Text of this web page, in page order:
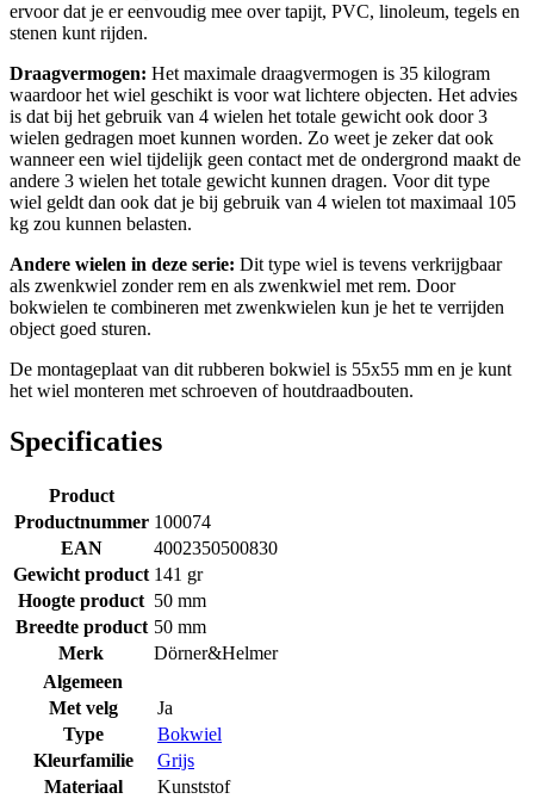
ervoor dat je er eenvoudig mee over tapijt, PVC, linoleum, tegels en
stenen kunt rijden.
Draagvermogen: Het maximale draagvermogen is 35 kilogram
waardoor het wiel geschikt is voor wat lichtere objecten. Het advies
is dat bij het gebruik van 4 wielen het totale gewicht ook door 3
wielen gedragen moet kunnen worden. Zo weet je zeker dat ook
wanneer een wiel tijdelijk geen contact met de ondergrond maakt de
andere 3 wielen het totale gewicht kunnen dragen. Voor dit type
wiel geldt dan ook dat je bij gebruik van 4 wielen tot maximaal 105
kg zou kunnen belasten.
Andere wielen in deze serie: Dit type wiel is tevens verkrijgbaar
als zwenkwiel zonder rem en als zwenkwiel met rem. Door
bokwielen te combineren met zwenkwielen kun je het te verrijden
object goed sturen.
De montageplaat van dit rubberen bokwiel is 55x55 mm en je kunt
het wiel monteren met schroeven of houtdraadbouten.
Specificaties
Product
Productnummer 100074
EAN
4002350500830
Gewicht product 141 gr
Hoogte product 50 mm
Breedte product 50 mm
Merk
Dörner&Helmer
Algemeen
Met velg
Ja
Type
Bokwiel
Kleurfamilie
Grijs
Materiaal
Kunststof